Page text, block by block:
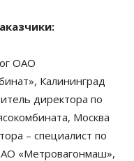
OAO
Калининград
директора по
Москва
– специалист по
«Метровагонмаш»,